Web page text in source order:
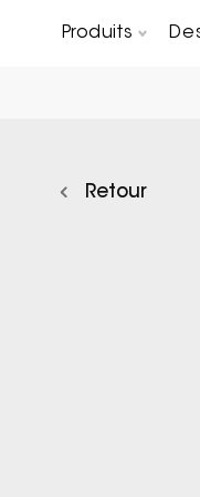
Produits
Retour